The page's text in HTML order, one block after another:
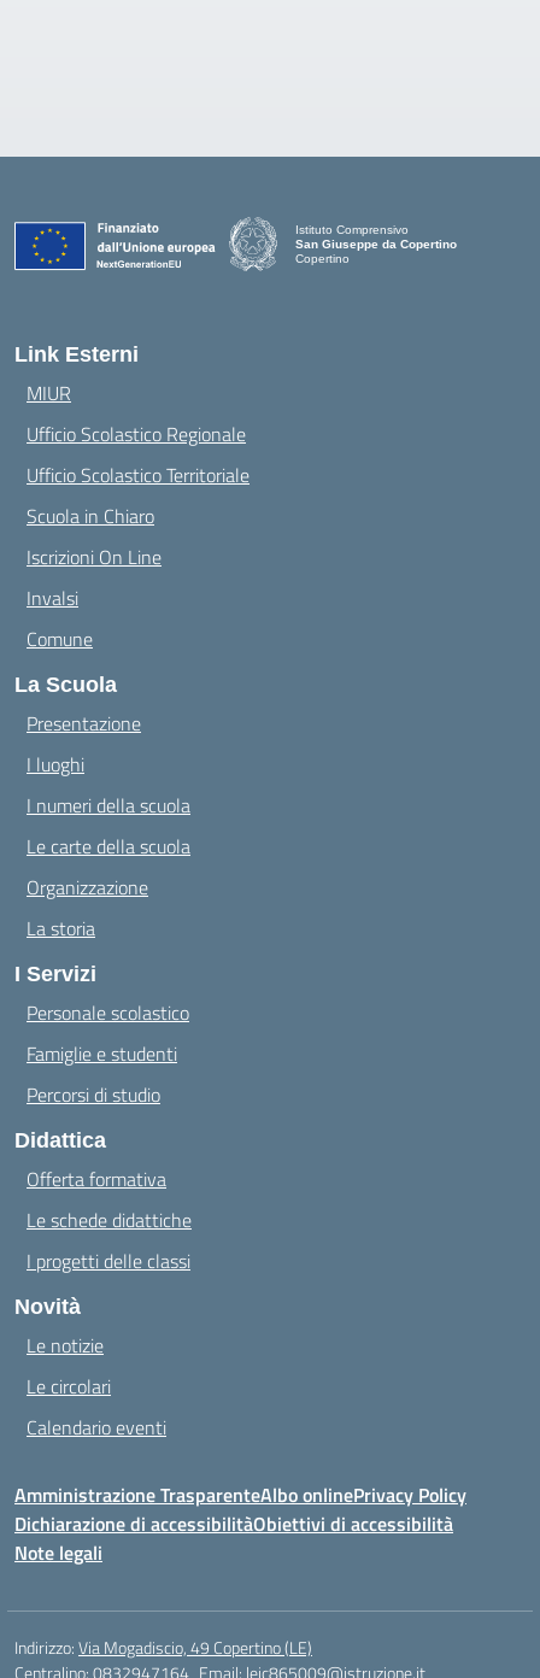
Istituto Comprensivo
San Giuseppe da Copertino
Copertino
Link Esterni
MIUR
Ufficio Scolastico Regionale
Ufficio Scolastico Territoriale
Scuola in Chiaro
Iscrizioni On Line
Invalsi
Comune
La Scuola
Presentazione
I luoghi
I numeri della scuola
Le carte della scuola
Organizzazione
La storia
I Servizi
Personale scolastico
Famiglie e studenti
Percorsi di studio
Didattica
Offerta formativa
Le schede didattiche
I progetti delle classi
Novità
Le notizie
Le circolari
Calendario eventi
Amministrazione TrasparenteAlbo onlinePrivacy Policy
Dichiarazione di accessibilitàObiettivi di accessibilità
Note legali
Indirizzo:Via Mogadiscio, 49 Copertino (LE)